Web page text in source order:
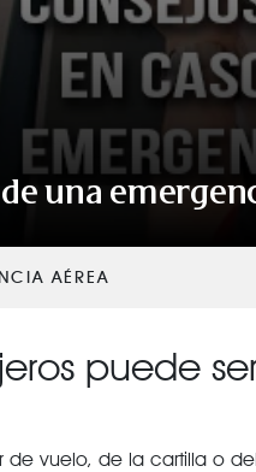
una
AÉREA
puede
de vuelo, de la cartilla o